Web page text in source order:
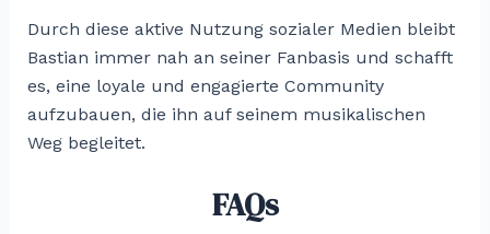
Durch diese aktive Nutzung sozialer Medien bleibt
Bastian immer nah an seiner Fanbasis und schafft
es, eine loyale und engagierte Community
aufzubauen, die ihn auf seinem musikalischen
Weg begleitet.
FAQs